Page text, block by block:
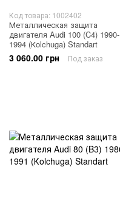
Код товара: 1002402
Металлическая защита
двигателя Audi 100 (C4) 1990-
1994 (Кolchuga) Standart
3 060.00 грн Под заказ